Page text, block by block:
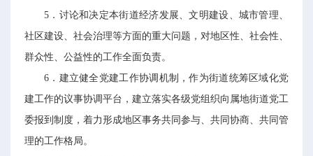
5．讨论和决定本街道经济发展、文明建设、城市管理、
社区建设、社会治理等方面的重大问题，对地区性、社会性、
群众性、公益性的工作全面负责。
6．建立健全党建工作协调机制，作为街道统筹区域化党
建工作的议事协调平台，建立落实各级党组织向属地街道党工
委报到制度，着力形成地区事务共同参与、共同协商、共同管
理的工作格局。